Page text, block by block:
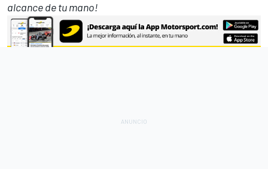
alcance de tu mano!